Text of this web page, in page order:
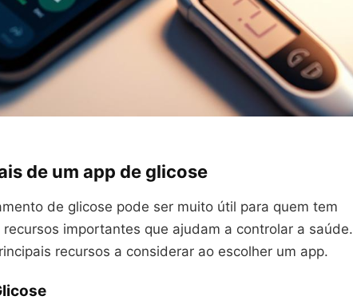
de um app de glicose
de glicose pode ser muito útil para quem tem
importantes que ajudam a controlar a saúde.
recursos a considerar ao escolher um app.